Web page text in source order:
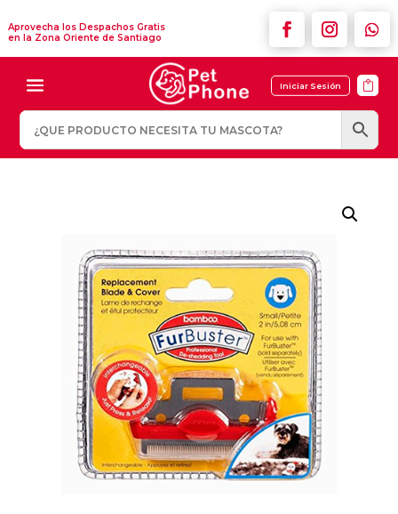
Aprovecha los Despachos Gratis
en la Zona Oriente de Santiago
Iniciar Sesión 